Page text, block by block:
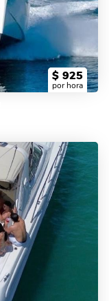
$ 925
por hora